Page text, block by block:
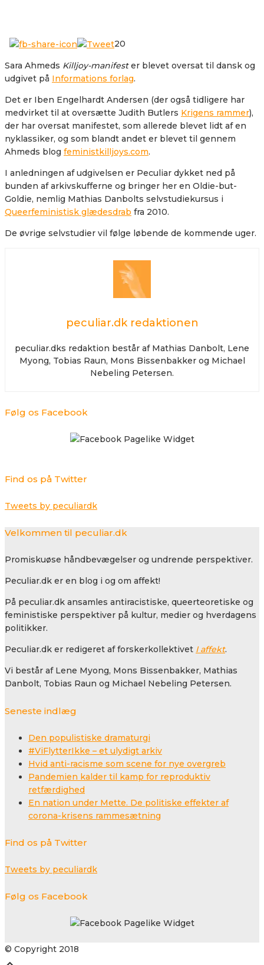
20
Sara Ahmeds Killjoy-manifester blevet oversat til dansk og
udgivet på Informations forlag.
Det er Iben Engelhardt Andersen (der også tidligere har
medvirket til at oversætte Judith Butlers Krigens rammer),
der har oversat manifestet, som allerede blevet lidt af en
nyklassiker, og som blandt andet er blevet til gennem
Ahmeds blog feministkilljoys.com.
I anledningen af udgivelsen er Peculiar dykket ned på
bunden af arkivskufferne og bringer her en Oldie-but-
Goldie, nemlig Mathias Danbolts selvstudiekursus i
Queerfeministisk glædesdrab fra 2010.
De øvrige selvstudier vil følge løbende de kommende uger.
peculiar.dk redaktionen
peculiar.dks redaktion består af Mathias Danbolt, Lene
Myong, Tobias Raun, Mons Bissenbakker og Michael
Nebeling Petersen.
Følg os Facebook
Find os på Twitter
Tweets by peculiardk
Velkommen til peculiar.dk
Promiskuøse håndbevægelser og undrende perspektiver.
Peculiar.dk er en blog i og om affekt!
På peculiar.dk ansamles antiracistiske, queerteoretiske og
feministiske perspektiver på kultur, medier og hverdagens
politikker.
Peculiar.dk er redigeret af forskerkollektivet I affekt.
Vi består af Lene Myong, Mons Bissenbakker, Mathias
Danbolt, Tobias Raun og Michael Nebeling Petersen.
Seneste indlæg
Den populistiske dramaturgi
#ViFlytterIkke – et ulydigt arkiv
Hvid anti-racisme som scene for nye overgreb
Pandemien kalder til kamp for reproduktiv
retfærdighed
En nation under Mette. De politiske effekter af
corona-krisens rammesætning
Find os på Twitter
Tweets by peculiardk
Følg os Facebook
© Copyright 2018